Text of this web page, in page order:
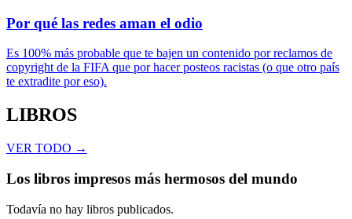
Por qué las redes aman el odio
Es 100% más probable que te bajen un contenido por reclamos de
copyright de la FIFA que por hacer posteos racistas (o que otro país
te extradite por eso).
LIBROS
VER TODO →
Los libros impresos más hermosos del mundo
Todavía no hay libros publicados.